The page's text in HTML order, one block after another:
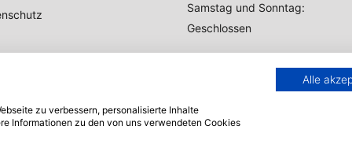
Samstag und Sonntag:
Geschlossen
zu verbessern, personalisierte Inhalte
Informationen zu den von uns verwendeten Cookies
Alle